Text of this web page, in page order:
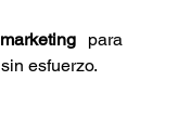
para
esfuerzo.